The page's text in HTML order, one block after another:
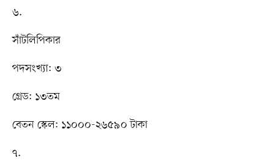
৬.
সাঁটলিপিকার
পদসংখ্যা: ৩
গ্রেড: ১৩তম
বেতন স্কেল: ১১০০০-২৬৫৯০ টাকা
৭.